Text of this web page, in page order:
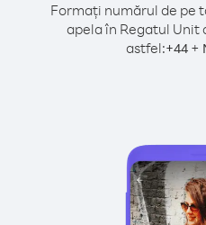
Formați numărul de pe
apela în Regatul Unit
astfel:+44+